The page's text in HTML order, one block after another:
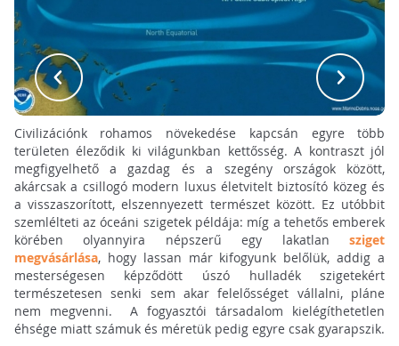
Civilizációnk rohamos növekedése kapcsán egyre több
területen éleződik ki világunkban kettősség. A kontraszt jól
megfigyelhető a gazdag és a szegény országok között,
akárcsak a csillogó modern luxus életvitelt biztosító közeg és
a visszaszorított, elszennyezett természet között. Ez utóbbit
szemlélteti az óceáni szigetek példája: míg a tehetős emberek
körében olyannyira népszerű egy lakatlansziget
megvásárlása, hogy lassan már kifogyunk belőlük, addig a
mesterségesen képződött úszó hulladék szigetekért
természetesen senki sem akar felelősséget vállalni, pláne
nem megvenni. A fogyasztói társadalom kielégíthetetlen
éhsége miatt számuk és méretük pedig egyre csak gyarapszik.